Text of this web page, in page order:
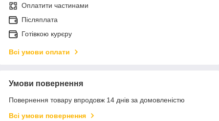
Оплатити частинами
Післяплата
Готівкою курєру
Всі умови оплати
Умови повернення
Повернення товару впродовж 14 днів за домовленістю
Всі умови повернення